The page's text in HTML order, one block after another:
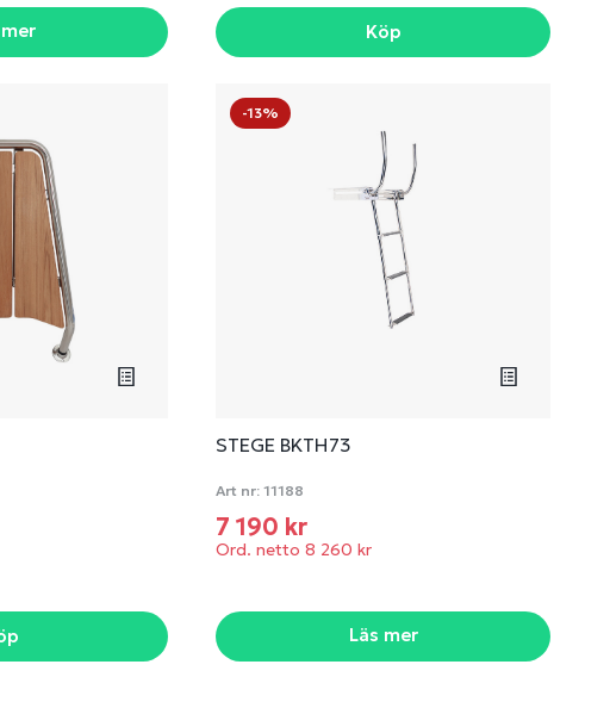
Köp
-13%
STEGE BKTH73
Art nr: 11188
7 190 kr
Ord. netto 8 260 kr
Läs mer